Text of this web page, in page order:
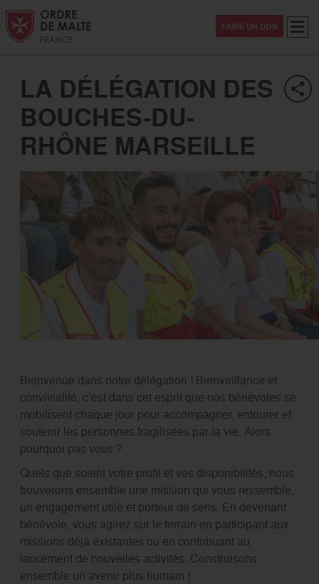
Aller au contenu
Aller à la recherche
Aller au menu
FAIRE UN DON
LA DÉLÉGATION DES
BOUCHES-DU-
RHÔNE MARSEILLE
Bienvenue dans notre délégation ! Bienveillance et
convivialité, c’est dans cet esprit que nos bénévoles se
mobilisent chaque jour pour accompagner, entourer et
soutenir les personnes fragilisées par la vie. Alors,
pourquoi pas vous ?
Quels que soient votre profil et vos disponibilités, nous
trouverons ensemble une mission qui vous ressemble,
un engagement utile et porteur de sens. En devenant
bénévole, vous agirez sur le terrain en participant aux
missions déjà existantes ou en contribuant au
lancement de nouvelles activités. Construisons
ensemble un avenir plus humain !